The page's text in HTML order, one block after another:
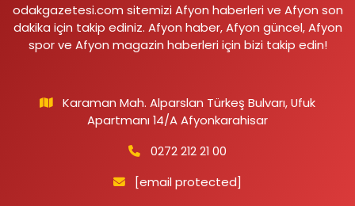
odakgazetesi.com sitemizi Afyon haberleri ve Afyon son
dakika için takip ediniz. Afyon haber, Afyon güncel, Afyon
spor ve Afyon magazin haberleri için bizi takip edin!
Karaman Mah. Alparslan Türkeş Bulvarı, Ufuk
Apartmanı 14/A Afyonkarahisar
0272 212 21 00
[email protected]